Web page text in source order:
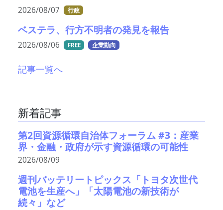
2026/08/07 行政
ベステラ、行方不明者の発見を報告
2026/08/06 FREE 企業動向
記事一覧へ
新着記事
第2回資源循環自治体フォーラム #3：産業
界・金融・政府が示す資源循環の可能性
2026/08/09
週刊バッテリートピックス「トヨタ次世代
電池を生産へ」「太陽電池の新技術が
続々」など